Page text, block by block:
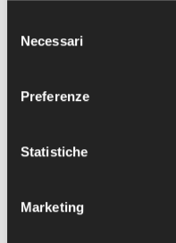
delNecessari
Preferenze
Statistiche
Marketing
LA
Scritto il